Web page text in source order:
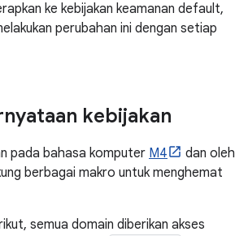
ke kebijakan keamanan default,
perubahan ini dengan setiap
kebijakan
pada bahasa komputer M4
dan oleh
berbagai makro untuk menghemat
semua domain diberikan akses